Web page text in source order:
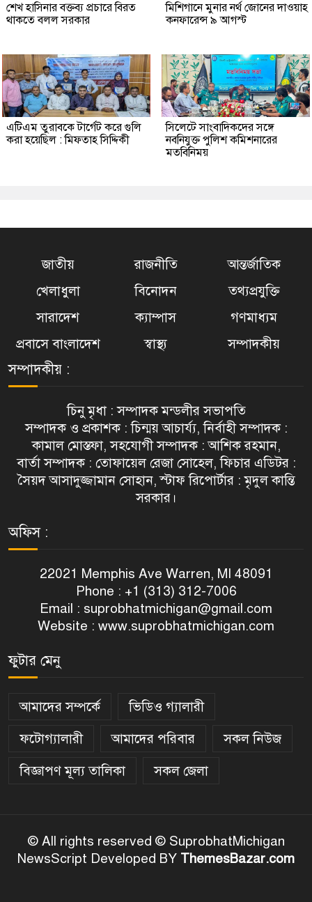
শেখ হাসিনার বক্তব্য প্রচারে বিরত
থাকতে বলল সরকার
মিশিগানে মুনার নর্থ জোনের দাওয়াহ
কনফারেন্স ৯ আগস্ট
এটিএম তুরাবকে টার্গেট করে গুলি
করা হয়েছিল : মিফতাহ সিদ্দিকী
সিলেটে সাংবাদিকদের সঙ্গে
নবনিযুক্ত পুলিশ কমিশনারের
মতবিনিময়
জাতীয় রাজনীতি
আন্তর্জাতিক
খেলাধুলা
বিনোদন
তথ্যপ্রযুক্তি
সারাদেশ
ক্যাম্পাস
গণমাধ্যম
প্রবাসে বাংলাদেশ
স্বাস্থ্য সম্পাদকীয়
সম্পাদকীয় :
চিনু মৃধা : সম্পাদক মন্ডলীর সভাপতি
সম্পাদক ও প্রকাশক : চিন্ময় আচার্য্য, নির্বাহী সম্পাদক :
কামাল মোস্তফা, সহযোগী সম্পাদক : আশিক রহমান,
বার্তা সম্পাদক : তোফায়েল রেজা সোহেল, ফিচার এডিটর :
সৈয়দ আসাদুজ্জামান সোহান, স্টাফ রিপোর্টার : মৃদুল কান্তি
সরকার।
অফিস :
22021 Memphis Ave Warren, MI 48091
Phone : +1 (313) 312-7006
Email : suprobhatmichigan@gmail.com
Website : www.suprobhatmichigan.com
ফুটার মেনু
আমাদের সম্পর্কে
ভিডিও গ্যালারী
ফটোগ্যালারী
আমাদের পরিবার
সকল নিউজ
বিজ্ঞাপণ মূল্য তালিকা
সকল জেলা
© All rights reserved © SuprobhatMichigan
NewsScript Developed BY ThemesBazar.com